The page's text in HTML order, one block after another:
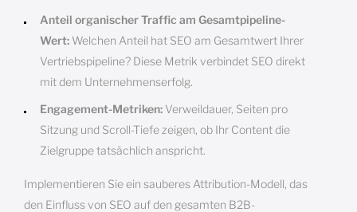
Anteil organischer Traffic am Gesamtpipeline-
Wert: Welchen Anteil hat SEO am Gesamtwert Ihrer
Vertriebspipeline? Diese Metrik verbindet SEO direkt
mit dem Unternehmenserfolg.
Engagement-Metriken: Verweildauer, Seiten pro
Sitzung und Scroll-Tiefe zeigen, ob Ihr Content die
Zielgruppe tatsächlich anspricht.
Implementieren Sie ein sauberes Attribution-Modell, das
den Einfluss von SEO auf den gesamten B2B-